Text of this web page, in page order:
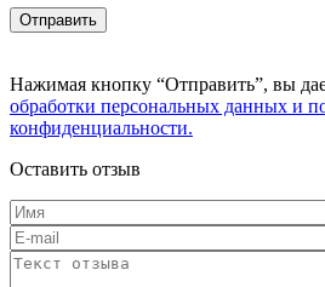
Нажимая кнопку “Отправить”, вы
обработки персональных данных и
конфиденциальности.
Оставить отзыв